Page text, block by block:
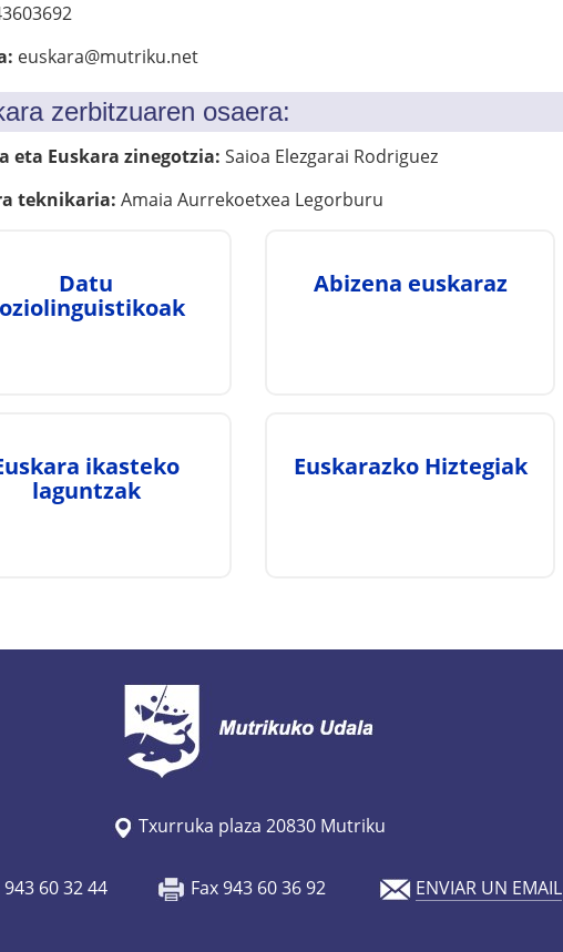
euskara@mutriku.net
zerbitzuaren osaera:
eta Euskara zinegotzia: Saioa Elezgarai Rodriguez
teknikaria: Amaia Aurrekoetxea Legorburu
Datu
Abizena euskaraz
ikasteko
laguntzak
Euskarazko Hiztegiak
Txurruka plaza 20830 Mutriku
943 60 32 44 Fax 943 60 36 92 ENVIAR UN EMAIL